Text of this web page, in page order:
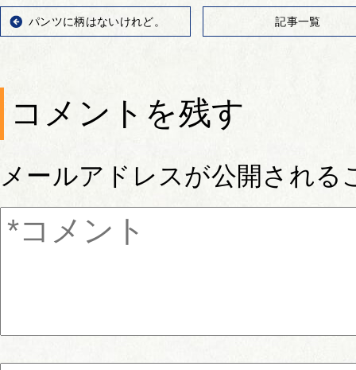
パンツに柄はないけれど。 記事一覧
コメントを残す
メールアドレスが公開される